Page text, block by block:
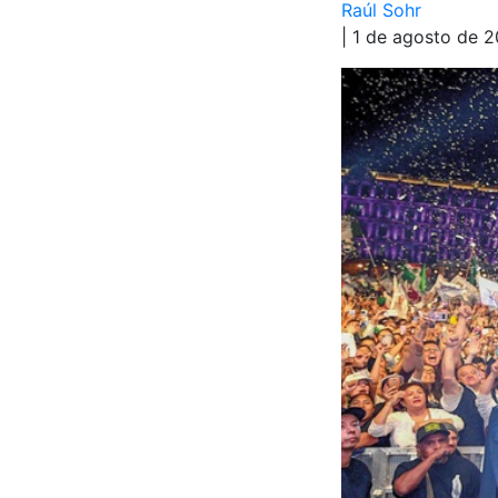
Raúl Sohr
| 1 de agosto de